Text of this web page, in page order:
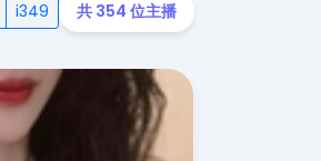
i349 共 354 位主播